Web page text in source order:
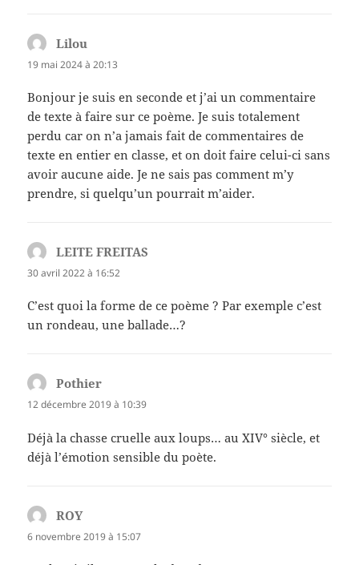
Lilou
19 mai 2024 à 20:13
Bonjour je suis en seconde et j’ai un commentaire
de texte à faire sur ce poème. Je suis totalement
perdu car on n’a jamais fait de commentaires de
texte en entier en classe, et on doit faire celui-ci sans
avoir aucune aide. Je ne sais pas comment m’y
prendre, si quelqu’un pourrait m’aider.
LEITE FREITAS
30 avril 2022 à 16:52
C’est quoi la forme de ce poème ? Par exemple c’est
un rondeau, une ballade…?
Pothier
12 décembre 2019 à 10:39
Déjà la chasse cruelle aux loups… au XIV° siècle, et
déjà l’émotion sensible du poète.
ROYdit :
6 novembre 2019 à 15:07